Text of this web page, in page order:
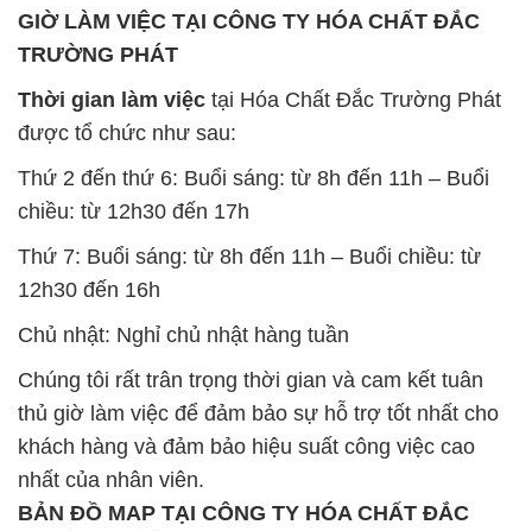
GIỜ LÀM VIỆC TẠI CÔNG TY HÓA CHẤT ĐẮC
TRƯỜNG PHÁT
Thời gian làm việc tại Hóa Chất Đắc Trường Phát
được tổ chức như sau:
Thứ 2 đến thứ 6: Buổi sáng: từ 8h đến 11h – Buổi
chiều: từ 12h30 đến 17h
Thứ 7: Buổi sáng: từ 8h đến 11h – Buổi chiều: từ
12h30 đến 16h
Chủ nhật: Nghỉ chủ nhật hàng tuần
Chúng tôi rất trân trọng thời gian và cam kết tuân
thủ giờ làm việc để đảm bảo sự hỗ trợ tốt nhất cho
khách hàng và đảm bảo hiệu suất công việc cao
nhất của nhân viên.
BẢN ĐỒ MAP TẠI CÔNG TY HÓA CHẤT ĐẮC